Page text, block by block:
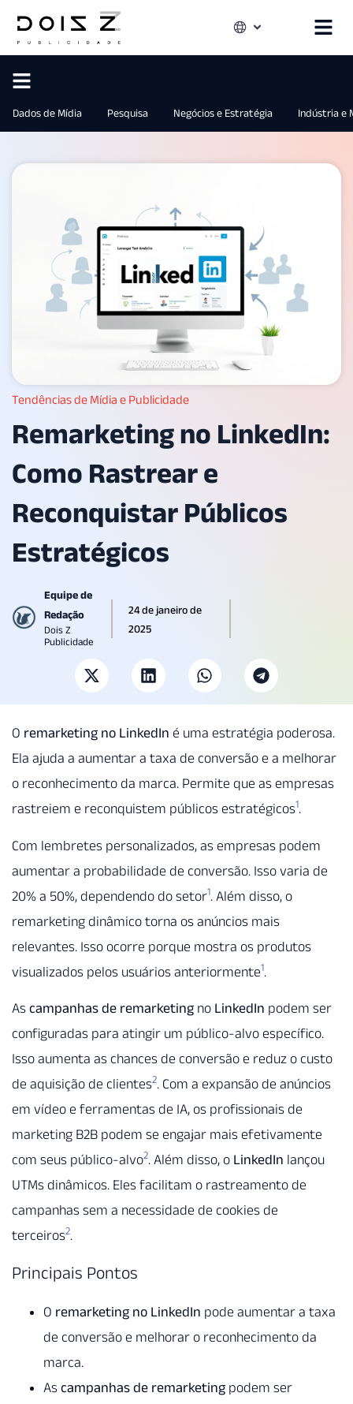
Dados de Mídia Pesquisa Negócios e Estratégia Indústria e
Tendências de Mídia e Publicidade
Remarketing no LinkedIn:
Como Rastrear e
Reconquistar Públicos
Estratégicos
Equipe de
Redação
Dois Z
Publicidade
24 de janeiro de
2025
O remarketing no LinkedIn é uma estratégia poderosa.
Ela ajuda a aumentar a taxa de conversão e a melhorar
o reconhecimento da marca. Permite que as empresas
rastreiem e reconquistem públicos estratégicos1.
Com lembretes personalizados, as empresas podem
aumentar a probabilidade de conversão. Isso varia de
20% a 50%, dependendo do setor1. Além disso, o
remarketing dinâmico torna os anúncios mais
relevantes. Isso ocorre porque mostra os produtos
visualizados pelos usuários anteriormente1.
As campanhas de remarketingno LinkedIn podem ser
configuradas para atingir um público-alvo específico.
Isso aumenta as chances de conversão e reduz o custo
de aquisição de clientes2. Com a expansão de anúncios
em vídeo e ferramentas de IA, os profissionais de
marketing B2B podem se engajar mais efetivamente
com seus público-alvo2. Além disso, o LinkedIn lançou
UTMs dinâmicos. Eles facilitam o rastreamento de
campanhas sem a necessidade de cookies de
terceiros2.
Principais Pontos
O remarketing no LinkedIn pode aumentar a taxa
de conversão e melhorar o reconhecimento da
marca.
As campanhas de remarketingpodem ser